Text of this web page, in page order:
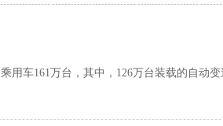
161万台，其中，126万台装载的自动